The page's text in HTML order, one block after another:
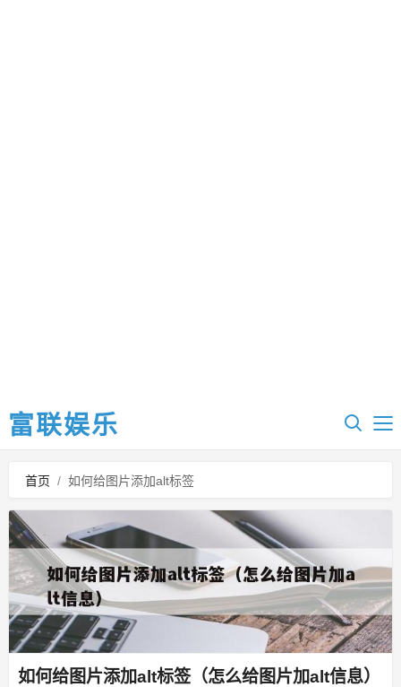
富联娱乐
首页 / 如何给图片添加alt标签
如何给图片添加alt标签（怎么给图片加alt信息）